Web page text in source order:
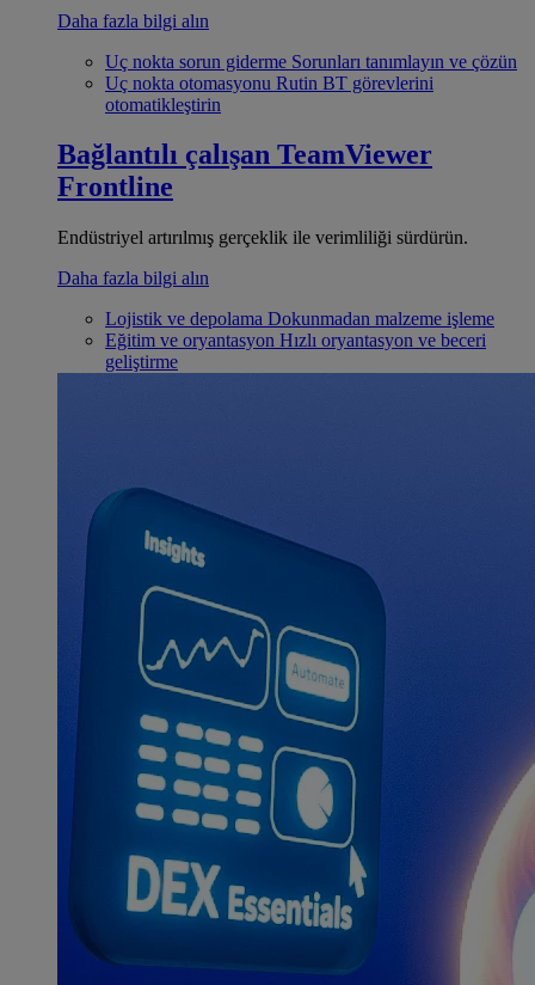
Daha fazla bilgi alın
Uç nokta sorun giderme Sorunları tanımlayın ve çözün
Uç nokta otomasyonu Rutin BT görevlerini
otomatikleştirin
Bağlantılı çalışan TeamViewer
Frontline
Endüstriyel artırılmış gerçeklik ile verimliliği sürdürün.
Daha fazla bilgi alın
Lojistik ve depolama Dokunmadan malzeme işleme
Eğitim ve oryantasyon Hızlı oryantasyon ve beceri
geliştirme